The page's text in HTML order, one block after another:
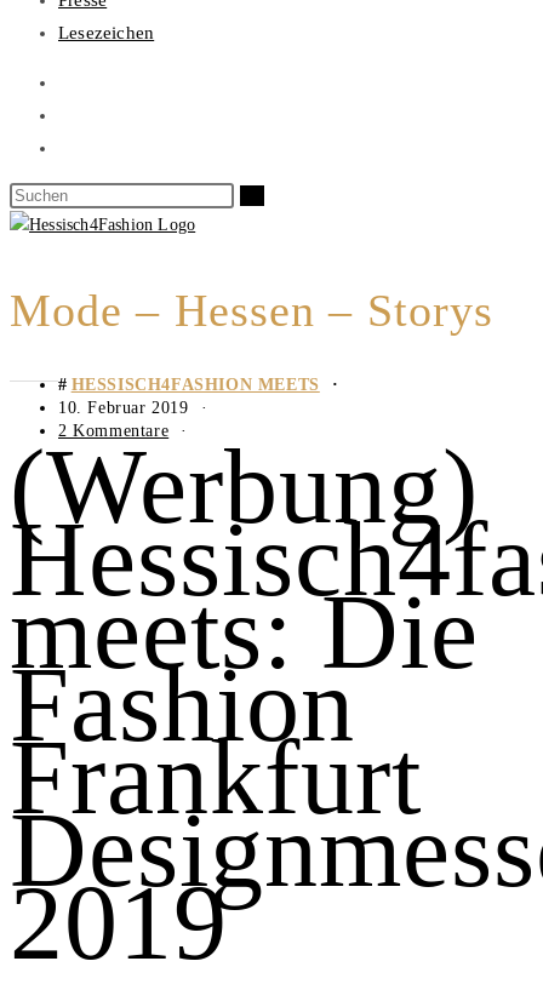
Lesezeichen
Mode – Hessen – Storys
HESSISCH4FASHION MEETS
10. Februar 2019
2 Kommentare
(Werbung)
meets: Die
Fashion
Frankfurt
2019